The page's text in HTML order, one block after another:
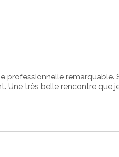
professionnelle remarquable.
Une très belle rencontre que